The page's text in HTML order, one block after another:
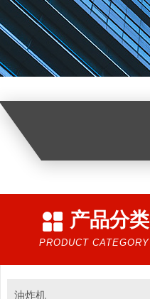
产品分类
PRODUCT CATEGORY
油炸机